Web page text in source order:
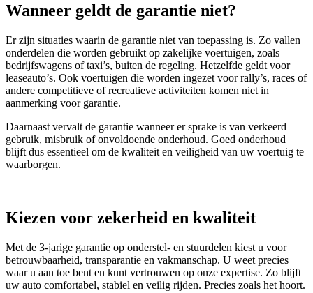
Wanneer geldt de garantie niet?
Er zijn situaties waarin de garantie niet van toepassing is. Zo vallen
onderdelen die worden gebruikt op zakelijke voertuigen, zoals
bedrijfswagens of taxi’s, buiten de regeling. Hetzelfde geldt voor
leaseauto’s. Ook voertuigen die worden ingezet voor rally’s, races of
andere competitieve of recreatieve activiteiten komen niet in
aanmerking voor garantie.
Daarnaast vervalt de garantie wanneer er sprake is van verkeerd
gebruik, misbruik of onvoldoende onderhoud. Goed onderhoud
blijft dus essentieel om de kwaliteit en veiligheid van uw voertuig te
waarborgen.
Kiezen voor zekerheid en kwaliteit
Met de 3‑jarige garantie op onderstel- en stuurdelen kiest u voor
betrouwbaarheid, transparantie en vakmanschap. U weet precies
waar u aan toe bent en kunt vertrouwen op onze expertise. Zo blijft
uw auto comfortabel, stabiel en veilig rijden. Precies zoals het hoort.